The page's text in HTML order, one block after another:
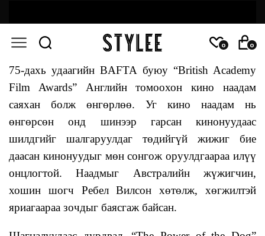
0 0
75-дахь удаагийн BAFTA буюу “British Academy
Film Awards” Английн томоохон кино наадам
саяхан болж өнгөрлөө. Уг кино наадам нь
өнгөрсөн онд шинээр гарсан кинонуудаас
шилдгийг шалгаруулдаг төдийгүй жижиг бие
даасан кинонуудыг мөн сонгож оруулдгаараа илүү
онцлогтой. Наадмыг Австралийн жүжигчин,
хошин шогч Ребел Вилсон хөтөлж, хөгжилтэй
яриагаараа зочдыг баясгаж байсан.